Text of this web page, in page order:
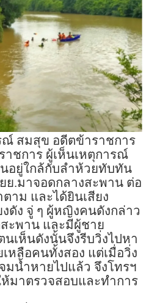
ณ์ สมสุข อดีตข้าราชการ
าชการ ผู้เห็นเหตุการณ์
อยู่ใกล้กับลำห้วยทับทัน
.มาจอดกลางสะพาน ต่อ
าม และได้ยินเสียง
ดัง จู่ ๆ ผู้หญิงคนดังกล่าว
ะพาน และมีผู้ชาย
นเห็นดังนั้นจึงรีบวิ่งไปหา
เหลือคนทั้งสอง แต่เมื่อวิ่ง
น้ำหายไปแล้ว จึงโทรฯ
มาตรวจสอบและทำการ